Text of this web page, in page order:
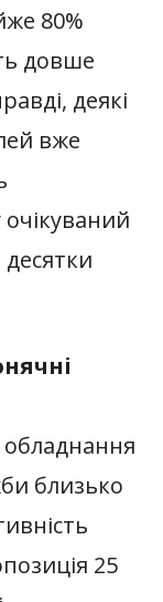
80%
довше
деякі
вже
близько
25